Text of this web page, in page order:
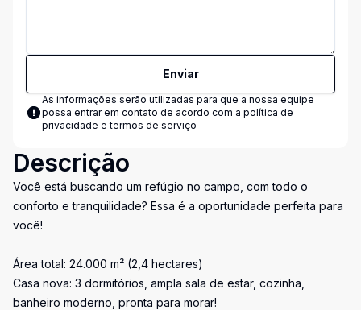
Enviar
As informações serão utilizadas para que a nossa equipe
possa entrar em contato de acordo com a política de
privacidade e termos de serviço
Descrição
Você está buscando um refúgio no campo, com todo o
conforto e tranquilidade? Essa é a oportunidade perfeita para
você!
Área total: 24.000 m² (2,4 hectares)
Casa nova: 3 dormitórios, ampla sala de estar, cozinha,
banheiro moderno, pronta para morar!